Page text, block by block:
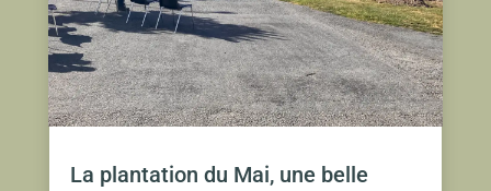
La plantation du Mai, une belle